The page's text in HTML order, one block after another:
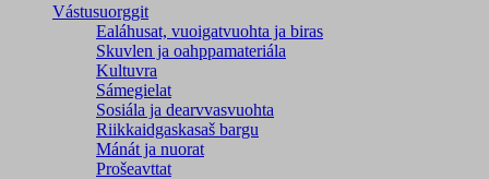
Vástusuorggit
Ealáhusat, vuoigatvuohta ja biras
Skuvlen ja oahppamateriála
Kultuvra
Sámegielat
Sosiála ja dearvvasvuohta
Riikkaidgaskasaš bargu
Mánát ja nuorat
Prošeavttat